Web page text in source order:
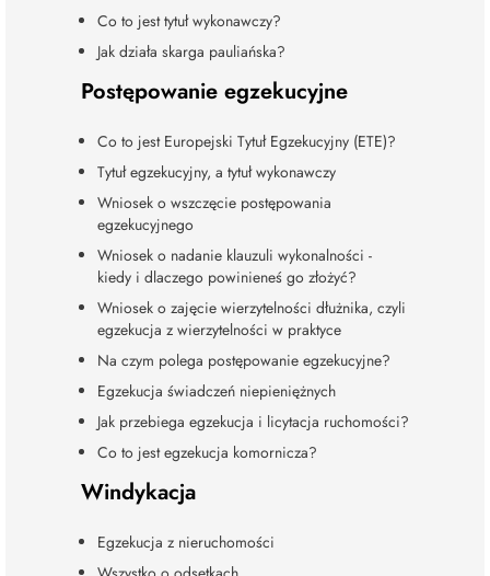
Co to jest tytuł wykonawczy?
Jak działa skarga pauliańska?
Postępowanie egzekucyjne
Co to jest Europejski Tytuł Egzekucyjny (ETE)?
Tytuł egzekucyjny, a tytuł wykonawczy
Wniosek o wszczęcie postępowania
egzekucyjnego
Wniosek o nadanie klauzuli wykonalności -
kiedy i dlaczego powinieneś go złożyć?
Wniosek o zajęcie wierzytelności dłużnika, czyli
egzekucja z wierzytelności w praktyce
Na czym polega postępowanie egzekucyjne?
Egzekucja świadczeń niepieniężnych
Jak przebiega egzekucja i licytacja ruchomości?
Co to jest egzekucja komornicza?
Windykacja
Egzekucja z nieruchomości